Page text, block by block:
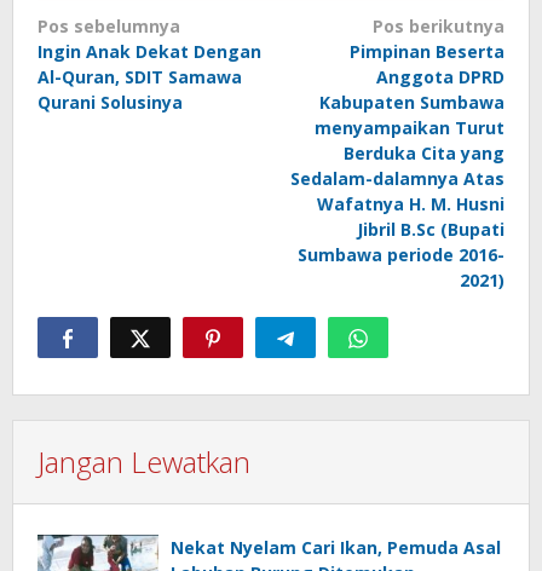
Navigasi
pos
Pos sebelumnya
Ingin Anak Dekat Dengan
Al-Quran, SDIT Samawa
Qurani Solusinya
Pos berikutnya
Pimpinan Beserta
Anggota DPRD
Kabupaten Sumbawa
menyampaikan Turut
Berduka Cita yang
Sedalam-dalamnya Atas
Wafatnya H. M. Husni
Jibril B.Sc (Bupati
Sumbawa periode 2016-
2021)
Jangan Lewatkan
Nekat Nyelam Cari Ikan, Pemuda Asal